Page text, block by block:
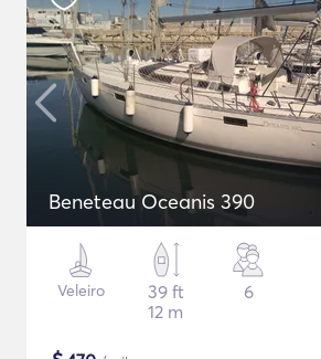
Beneteau Oceanis 390
Veleiro
39 ft
12 m
6